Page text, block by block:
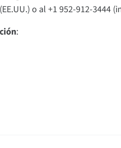
o al +1 952-912-3444
: